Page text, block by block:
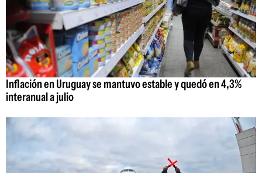
Inflación en Uruguay se mantuvo estable y quedó en 4,3%
interanual a julio